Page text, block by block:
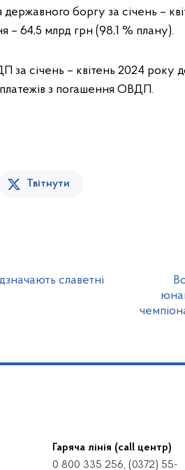
боргу за січень –
– 64,5 млрд грн (98,1 % плану).
за січень – квітень 2024 року
з погашення ОВДП.
Твітнути
славетні
Гаряча лінія (call центр)
0 800 335 256, (0372) 55-